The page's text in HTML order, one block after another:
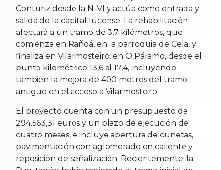
Conturiz desde la N-VI y actúa como entrada y
salida de la capital lucense. La rehabilitación
afectará a un tramo de 3,7 kilómetros, que
comienza en Rañoá, en la parroquia de Cela, y
finaliza en Vilarmosteiro, en O Páramo, desde el
punto kilométrico 13,6 al 17,4, incluyendo
también la mejora de 400 metros del tramo
antiguo en el acceso a Vilarmosteiro.
El proyecto cuenta con un presupuesto de
294.563,31 euros y un plazo de ejecución de
cuatro meses, e incluye apertura de cunetas,
pavimentación con aglomerado en caliente y
reposición de señalización. Recientemente, la